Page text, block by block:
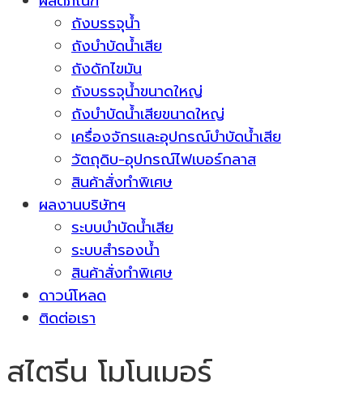
ถังบรรจุน้ำ
ถังบำบัดน้ำเสีย
ถังดักไขมัน
ถังบรรจุน้ำขนาดใหญ่
ถังบำบัดน้ำเสียขนาดใหญ่
เครื่องจักรและอุปกรณ์บำบัดน้ำเสีย
วัตถุดิบ-อุปกรณ์ไฟเบอร์กลาส
สินค้าสั่งทำพิเศษ
ผลงานบริษัทฯ
ระบบบำบัดน้ำเสีย
ระบบสำรองน้ำ
สินค้าสั่งทำพิเศษ
ดาวน์โหลด
ติดต่อเรา
สไตรีน โมโนเมอร์